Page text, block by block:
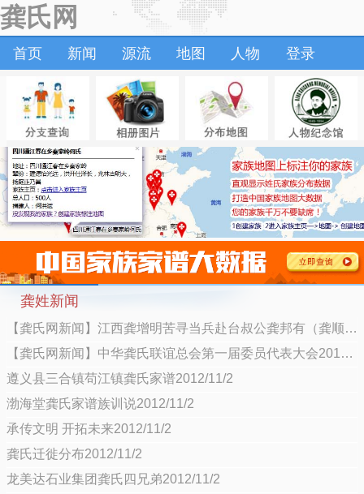
龚氏网
首页 新闻 源流 地图 人物 登录
龚姓新闻
【龚氏网新闻】江西龚增明苦寻当兵赴台叔公龚邦有（龚顺昌）及其亲人2017/8/23
【龚氏网新闻】中华龚氏联谊总会第一届委员代表大会2013年5月18日在河南光山召开2013/4/7
遵义县三合镇苟江镇龚氏家谱2012/11/2
渤海堂龚氏家谱族训说2012/11/2
承传文明 开拓未来2012/11/2
龚氏迁徙分布2012/11/2
龙美达石业集团龚氏四兄弟2012/11/2